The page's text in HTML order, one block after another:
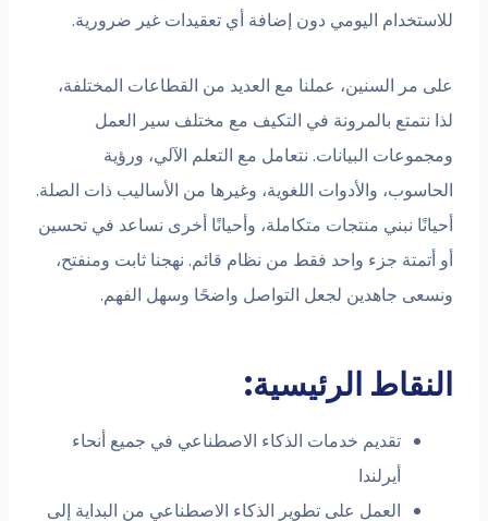
للاستخدام اليومي دون إضافة أي تعقيدات غير ضرورية.
على مر السنين، عملنا مع العديد من القطاعات المختلفة،
لذا نتمتع بالمرونة في التكيف مع مختلف سير العمل
ومجموعات البيانات. نتعامل مع التعلم الآلي، ورؤية
الحاسوب، والأدوات اللغوية، وغيرها من الأساليب ذات الصلة.
أحيانًا نبني منتجات متكاملة، وأحيانًا أخرى نساعد في تحسين
أو أتمتة جزء واحد فقط من نظام قائم. نهجنا ثابت ومنفتح،
ونسعى جاهدين لجعل التواصل واضحًا وسهل الفهم.
النقاط الرئيسية:
تقديم خدمات الذكاء الاصطناعي في جميع أنحاء
أيرلندا
العمل على تطوير الذكاء الاصطناعي من البداية إلى